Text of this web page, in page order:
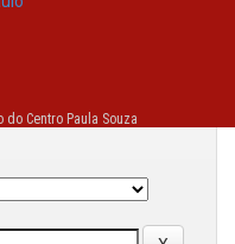
Centro Paula Souza